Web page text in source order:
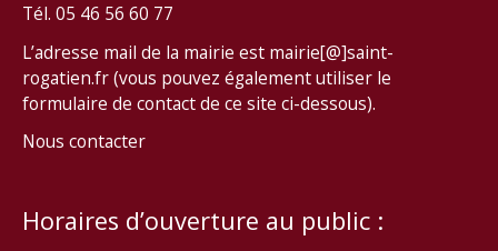
Tél. 05 46 56 60 77
L’adresse mail de la mairie est mairie[@]saint-
rogatien.fr (vous pouvez également utiliser le
formulaire de contact de ce site ci-dessous).
Nous contacter
Horaires d’ouverture au public :